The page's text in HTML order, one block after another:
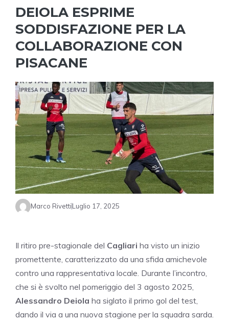
DEIOLA ESPRIME
SODDISFAZIONE PER LA
COLLABORAZIONE CON
PISACANE
Marco RivettiLuglio 17, 2025
Il ritiro pre-stagionale del Cagliari ha visto un inizio
promettente, caratterizzato da una sfida amichevole
contro una rappresentativa locale. Durante l’incontro,
che si è svolto nel pomeriggio del 3 agosto 2025,
Alessandro Deiola ha siglato il primo gol del test,
dando il via a una nuova stagione per la squadra sarda.